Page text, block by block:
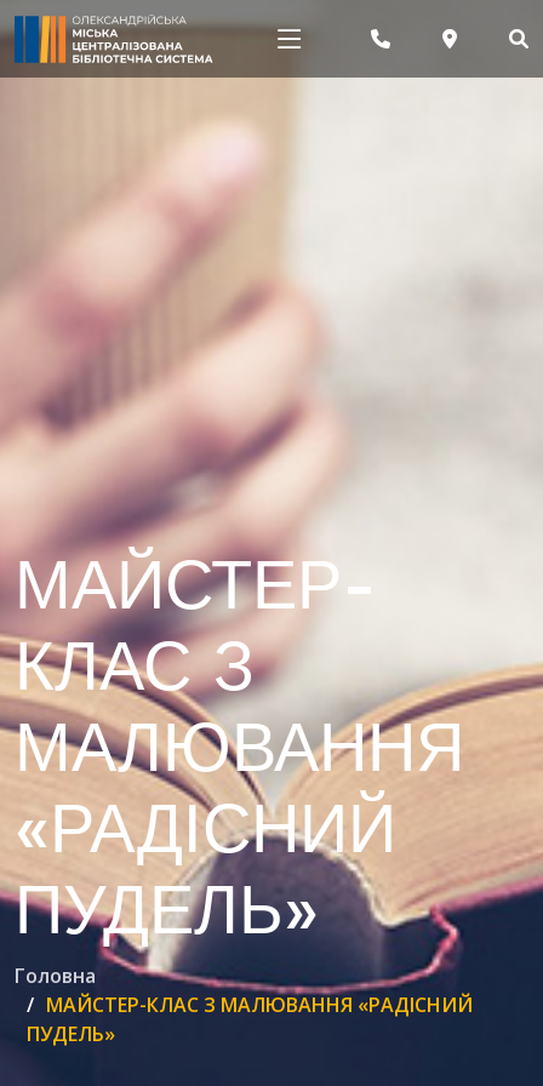
МАЙСТЕР-
КЛАС З
МАЛЮВАННЯ
«РАДІСНИЙ
ПУДЕЛЬ»
Головна
МАЙСТЕР-КЛАС З МАЛЮВАННЯ «РАДІСНИЙ
ПУДЕЛЬ»